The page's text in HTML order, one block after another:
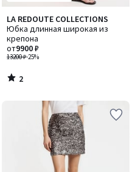
LA REDOUTE COLLECTIONS
Юбка длинная широкая из
крепона
13200 ₽-25%
от9900 ₽
2
/
5
2
/